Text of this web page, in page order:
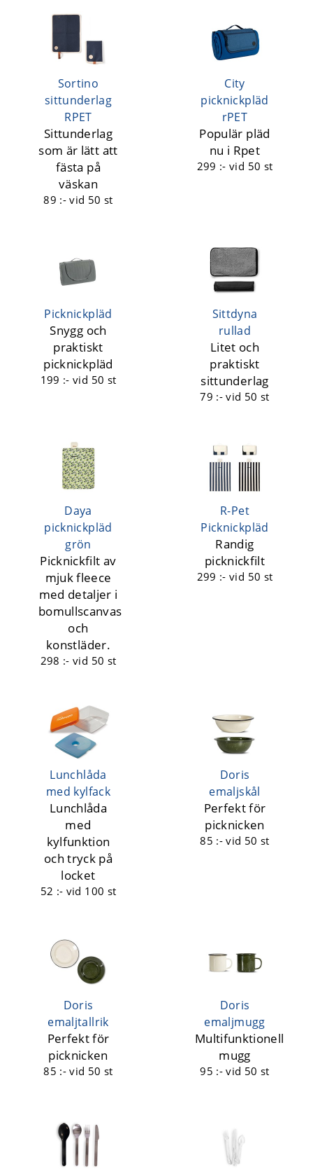
Sortino
sittunderlag
RPET
Sittunderlag
som är lätt att
fästa på
väskan
89 :-vid 50 st
City
picknickpläd
rPET
Populär pläd
nu i Rpet
299 :-vid 50 st
Picknickpläd
Snygg och
praktiskt
picknickpläd
199 :-vid 50 st
Sittdyna
rullad
Litet och
praktiskt
sittunderlag
79 :-vid 50 st
Daya
picknickpläd
grön
Picknickfilt av
mjuk fleece
med detaljer i
bomullscanvas
och
konstläder.
298 :-vid 50 st
R-Pet
Picknickpläd
Randig
picknickfilt
299 :-vid 50 st
Lunchlåda
med kylfack
Lunchlåda
med
kylfunktion
och tryck på
locket
52 :- vid 100 st
Doris
emaljskål
Perfekt för
picknicken
85 :-vid 50 st
Doris
emaljtallrik
Perfekt för
picknicken
85 :-vid 50 st
Doris
emaljmugg
Multifunktionell
mugg
95 :-vid 50 st